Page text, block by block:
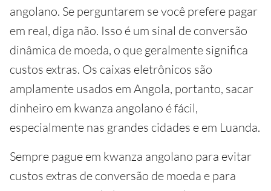
angolano. Se perguntarem se você prefere pagar
em real, diga não. Isso é um sinal de conversão
dinâmica de moeda, o que geralmente significa
custos extras. Os caixas eletrônicos são
amplamente usados ​​em Angola, portanto, sacar
dinheiro em kwanza angolano é fácil,
especialmente nas grandes cidades e em Luanda.
Sempre pague em kwanza angolano para evitar
custos extras de conversão de moeda e para